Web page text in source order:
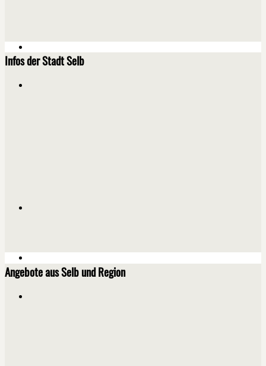
Infos der Stadt Selb
Angebote aus Selb und Region